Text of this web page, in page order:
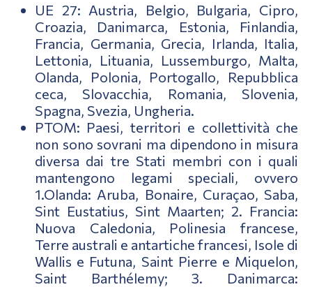
UE 27: Austria, Belgio, Bulgaria, Cipro,
Croazia, Danimarca, Estonia, Finlandia,
Francia, Germania, Grecia, Irlanda, Italia,
Lettonia, Lituania, Lussemburgo, Malta,
Olanda, Polonia, Portogallo, Repubblica
ceca, Slovacchia, Romania, Slovenia,
Spagna, Svezia, Ungheria.
PTOM: Paesi, territori e collettività che
non sono sovrani ma dipendono in misura
diversa dai tre Stati membri con i quali
mantengono legami speciali, ovvero
1.Olanda: Aruba, Bonaire, Curaçao, Saba,
Sint Eustatius, Sint Maarten; 2. Francia:
Nuova Caledonia, Polinesia francese,
Terre australi e antartiche francesi, Isole di
Wallis e Futuna, Saint Pierre e Miquelon,
Saint Barthélemy; 3. Danimarca: